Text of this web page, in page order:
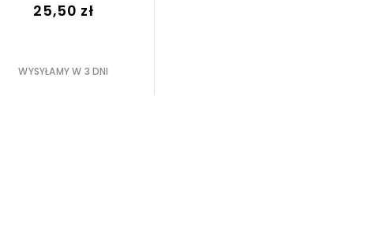
25,50 zł
WYSYŁAMY W 3 DNI